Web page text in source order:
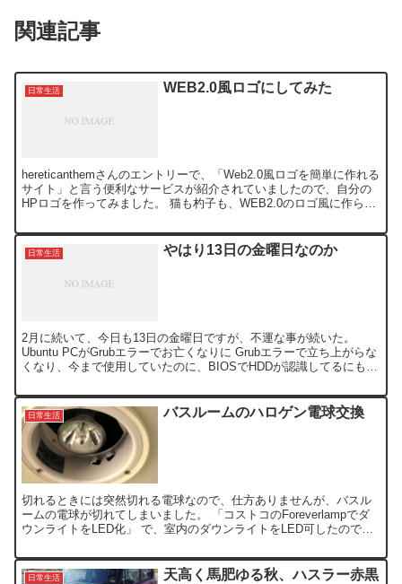
関連記事
日常生活 WEB2.0風ロゴにしてみた
hereticanthemさんのエントリーで、「Web2.0風ロゴを簡単に作れる
サイト」と言う便利なサービスが紹介されていましたので、自分の
HPロゴを作ってみました。 猫も杓子も、WEB2.0のロゴ風に作られ
日常生活 やはり13日の金曜日なのか
2月に続いて、今日も13日の金曜日ですが、不運な事が続いた。
Ubuntu PCがGrubエラーでお亡くなりに Grubエラーで立ち上がらな
くなり、今まで使用していたのに、BIOSでHDDが認識してるにも関
日常生活 バスルームのハロゲン電球交換
切れるときには突然切れる電球なので、仕方ありませんが、バスル
ームの電球が切れてしまいました。 「コストコのForeverlampでダ
ウンライトをLED化」 で、室内のダウンライトをLED可したので、
日常生活
天高く馬肥ゆる秋、ハスラー赤黒